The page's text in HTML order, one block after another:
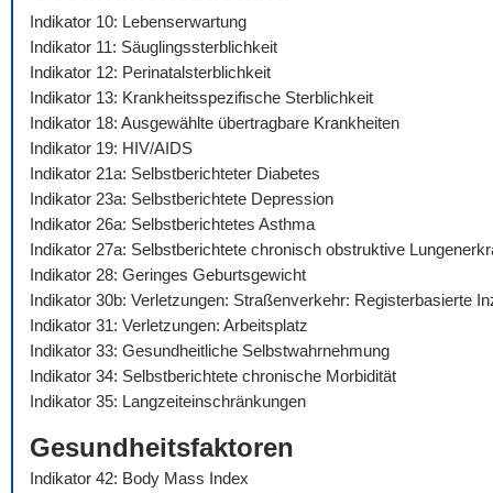
Indikator 10: Lebenserwartung
Indikator 11: Säuglingssterblichkeit
Indikator 12: Perinatalsterblichkeit
Indikator 13: Krankheitsspezifische Sterblichkeit
Indikator 18: Ausgewählte übertragbare Krankheiten
Indikator 19: HIV/AIDS
Indikator 21a: Selbstberichteter Diabetes
Indikator 23a: Selbstberichtete Depression
Indikator 26a: Selbstberichtetes Asthma
Indikator 27a: Selbstberichtete chronisch obstruktive
Indikator 28: Geringes Geburtsgewicht
Indikator 30b: Verletzungen: Straßenverkehr: Registerbasierte
Indikator 31: Verletzungen: Arbeitsplatz
Indikator 33: Gesundheitliche Selbstwahrnehmung
Indikator 34: Selbstberichtete chronische Morbidität
Indikator 35: Langzeiteinschränkungen
Gesundheitsfaktoren
Indikator 42: Body Mass Index